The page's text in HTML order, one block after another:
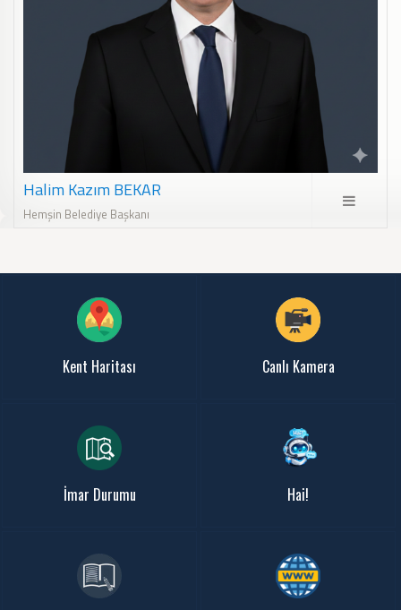
Halim Kazım BEKAR
Hemşin Belediye Başkanı
Kent Haritası Canlı Kamera
İmar Durumu Hai!